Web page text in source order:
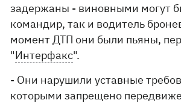
задержаны - виновными могут
командир, так и водитель
момент ДТП они были пьяны,
"Интерфакс".
- Они нарушили уставные
которыми запрещено